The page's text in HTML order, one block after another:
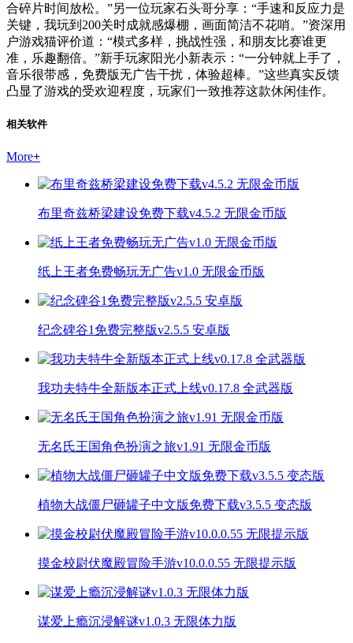
合碎片时间放松。”另一位玩家石头哥分享：“手速和反应力是
关键，我玩到200关时成就感爆棚，画面简洁不花哨。”资深用
户游戏猫评价道：“模式多样，挑战性强，和朋友比赛谁更
准，乐趣翻倍。”新手玩家阳光小新表示：“一分钟就上手了，
音乐很带感，免费版无广告干扰，体验超棒。”这些真实反馈
凸显了游戏的受欢迎程度，玩家们一致推荐这款休闲佳作。
相关软件
More+
布里奇兹桥梁建设免费下载v4.5.2 无限金币版
纸上王者免费畅玩无广告v1.0 无限金币版
纪念碑谷1免费完整版v2.5.5 安卓版
我功夫特牛全新版本正式上线v0.17.8 全武器版
无名氏王国角色扮演之旅v1.91 无限金币版
植物大战僵尸砸罐子中文版免费下载v3.5.5 变态版
摸金校尉伏魔殿冒险手游v10.0.0.55 无限提示版
谋爱上瘾沉浸解谜v1.0.3 无限体力版